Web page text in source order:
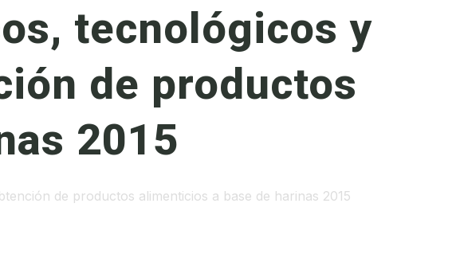
tecnológicos y
de productos
2015
de productos alimenticios a base de harinas 2015